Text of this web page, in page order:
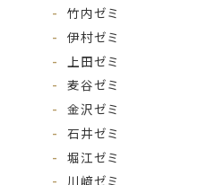
竹内ゼミ
伊村ゼミ
上田ゼミ
麦谷ゼミ
金沢ゼミ
石井ゼミ
堀江ゼミ
川﨑ゼミ